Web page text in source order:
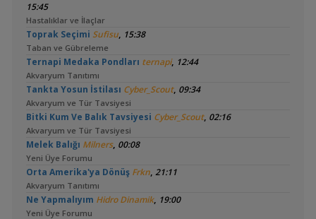
15:45
Hastalıklar ve İlaçlar
Toprak Seçimi Sufisu, 15:38
Taban ve Gübreleme
Ternapi Medaka Pondları ternapi, 12:44
Akvaryum Tanıtımı
Tankta Yosun İstilası Cyber_Scout, 09:34
Akvaryum ve Tür Tavsiyesi
Bitki Kum Ve Balık Tavsiyesi Cyber_Scout, 02:16
Akvaryum ve Tür Tavsiyesi
Melek Balığı Milners, 00:08
Yeni Üye Forumu
Orta Amerika'ya Dönüş Frkn, 21:11
Akvaryum Tanıtımı
Ne Yapmalıyım Hidro Dinamik, 19:00
Yeni Üye Forumu